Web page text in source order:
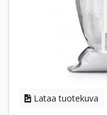
Lataa tuotekuva